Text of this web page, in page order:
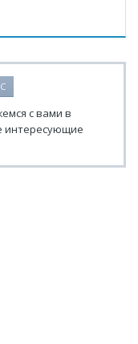
с вами в
интересующие